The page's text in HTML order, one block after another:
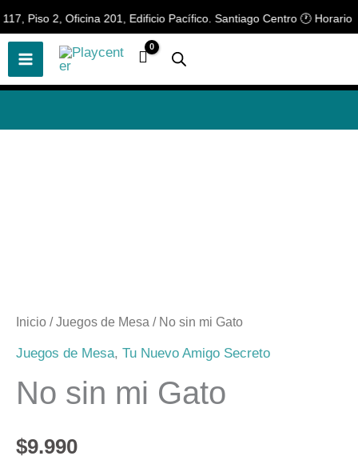
Piso 2, Oficina 201, Edificio Pacífico. Santiago Centro 🕐 Horario
Ir
al
contenido
Inicio /Juegos de Mesa / No sin mi Gato
Juegos de Mesa, Tu Nuevo Amigo Secreto
No sin mi Gato
$9.990
🎲¡Descubre nuestras increíbles
ofertas!🎲
📢 ¡OFERTAS! 🔥